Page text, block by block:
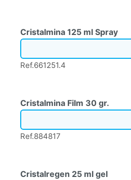
Cristalmina 125 ml Spray
Ref.661251.4
Cristalmina Film 30 gr.
Ref.884817
Cristalregen 25 ml gel